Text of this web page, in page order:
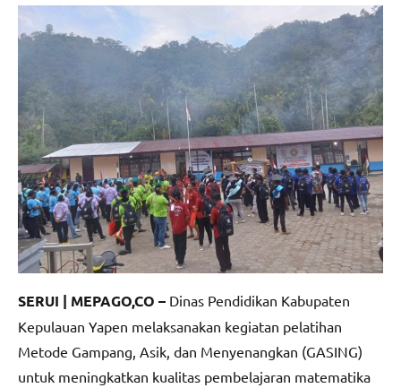
comments
SERUI | MEPAGO,CO – Dinas Pendidikan Kabupaten
Kepulauan Yapen melaksanakan kegiatan pelatihan
Metode Gampang, Asik, dan Menyenangkan (GASING)
untuk meningkatkan kualitas pembelajaran matematika